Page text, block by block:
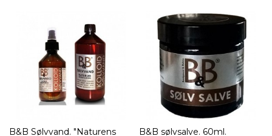
B&B Sølvvand. "Naturens
B&B sølvsalve. 60ml.